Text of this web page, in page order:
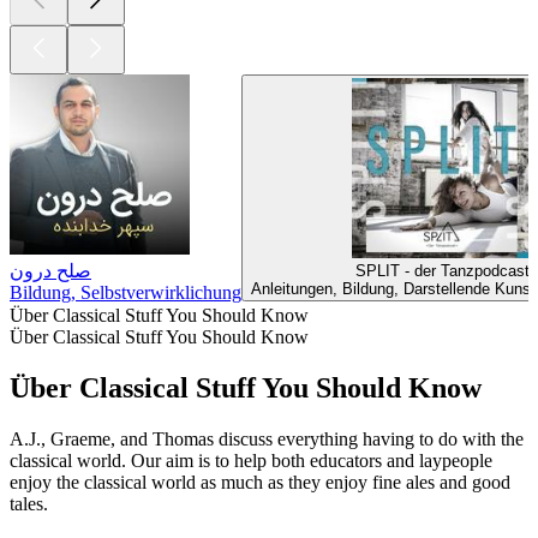
صلح درون
Bildung, Selbstverwirklichung
SPLIT - der Tanzpodcast
Anleitungen, Bildung, Darstellende
Über Classical Stuff You Should Know
Über Classical Stuff You Should Know
Über Classical Stuff You Should Know
A.J., Graeme, and Thomas discuss everything having to do with the
classical world. Our aim is to help both educators and laypeople
enjoy the classical world as much as they enjoy fine ales and good
tales.